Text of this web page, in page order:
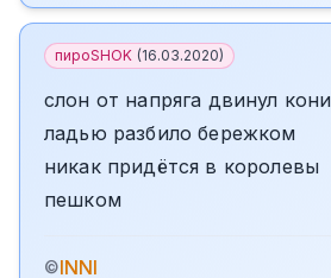
пироSHOK (16.03.2020)
слон от напряга двинул кони
ладью разбило бережком
никак придётся в королевы
пешком
©INNI